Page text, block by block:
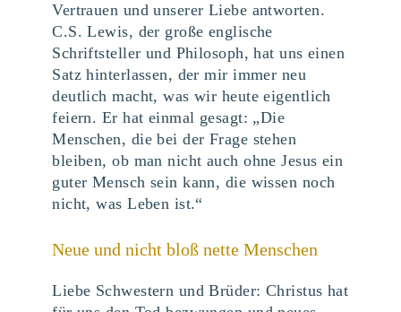
Vertrauen und unserer Liebe antworten.
C.S. Lewis, der große englische
Schriftsteller und Philosoph, hat uns einen
Satz hinterlassen, der mir immer neu
deutlich macht, was wir heute eigentlich
feiern. Er hat einmal gesagt: „Die
Menschen, die bei der Frage stehen
bleiben, ob man nicht auch ohne Jesus ein
guter Mensch sein kann, die wissen noch
nicht, was Leben ist.“
Neue und nicht bloß nette Menschen
Liebe Schwestern und Brüder: Christus hat